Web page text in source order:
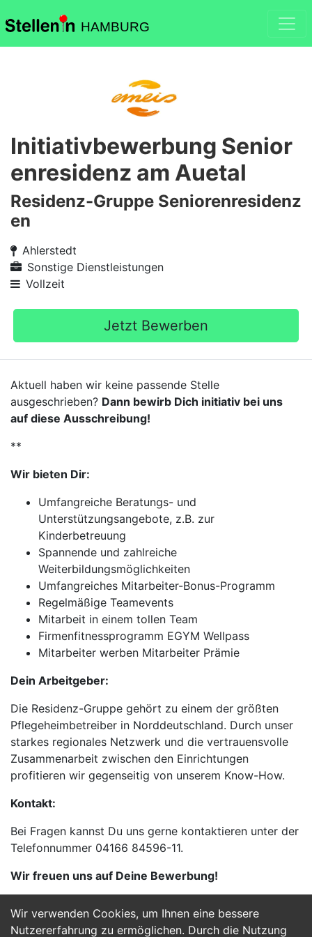
HAMBURG
Wir verwenden Cookies, um Ihnen eine bessere
Nutzererfahrung zu ermöglichen. Durch die Nutzung
Initiativbewerbung Senior
enresidenz am Auetal
Residenz-Gruppe Seniorenresidenz
en
Ahlerstedt
Sonstige Dienstleistungen
Vollzeit
Jetzt Bewerben
Aktuell haben wir keine passende Stelle
ausgeschrieben? Dann bewirb Dich initiativ bei uns
auf diese Ausschreibung!
**
Wir bieten Dir:
Umfangreiche Beratungs- und
Unterstützungsangebote, z.B. zur
Kinderbetreuung
Spannende und zahlreiche
Weiterbildungsmöglichkeiten
Umfangreiches Mitarbeiter-Bonus-Programm
Regelmäßige Teamevents
Mitarbeit in einem tollen Team
Firmenfitnessprogramm EGYM Wellpass
Mitarbeiter werben Mitarbeiter Prämie
Dein Arbeitgeber:
Die Residenz-Gruppe gehört zu einem der größten
Pflegeheimbetreiber in Norddeutschland. Durch unser
starkes regionales Netzwerk und die vertrauensvolle
Zusammenarbeit zwischen den Einrichtungen
profitieren wir gegenseitig von unserem Know-How.
Kontakt:
Bei Fragen kannst Du uns gerne kontaktieren unter der
Telefonnummer 04166 84596-11.
Wir freuen uns auf Deine Bewerbung!
Jetzt Bewerben